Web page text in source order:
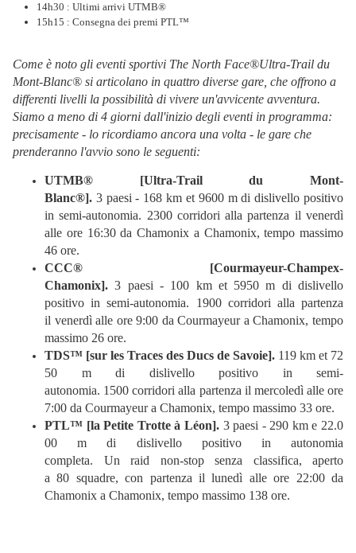
14h30 : Ultimi arrivi UTMB®
15h15 : Consegna dei premi PTL™
Come è noto gli eventi sportivi The North Face®Ultra-Trail du
Mont-Blanc® si articolano in quattro diverse gare, che offrono a
differenti livelli la possibilità di vivere un'avvicente avventura.
Siamo a meno di 4 giorni dall'inizio degli eventi in programma:
precisamente - lo ricordiamo ancora una volta - le gare che
prenderanno l'avvio sono le seguenti:
UTMB® [Ultra-Trail du Mont-
Blanc®]. 3 paesi - 168 km et 9600 m di dislivello positivo
in semi-autonomia. 2300 corridori alla partenza il venerdì
alle ore 16:30 da Chamonix a Chamonix, tempo massimo
46 ore.
CCC® [Courmayeur-Champex-
Chamonix]. 3 paesi - 100 km et 5950 m di dislivello
positivo in semi-autonomia. 1900 corridori alla partenza
il venerdì alle ore 9:00 da Courmayeur a Chamonix, tempo
massimo 26 ore.
TDS™ [sur les Traces des Ducs de Savoie]. 119 km et 72
50 m di dislivello positivo in semi-
autonomia. 1500 corridori alla partenza il mercoledì alle ore
7:00 da Courmayeur a Chamonix, tempo massimo 33 ore.
PTL™ [la Petite Trotte à Léon].3 paesi - 290 km e 22.0
00 m di dislivello positivo in autonomia
completa. Un raid non-stop senza classifica, aperto
a 80 squadre, con partenza il lunedì alle ore 22:00 da
Chamonix a Chamonix, tempo massimo 138 ore.